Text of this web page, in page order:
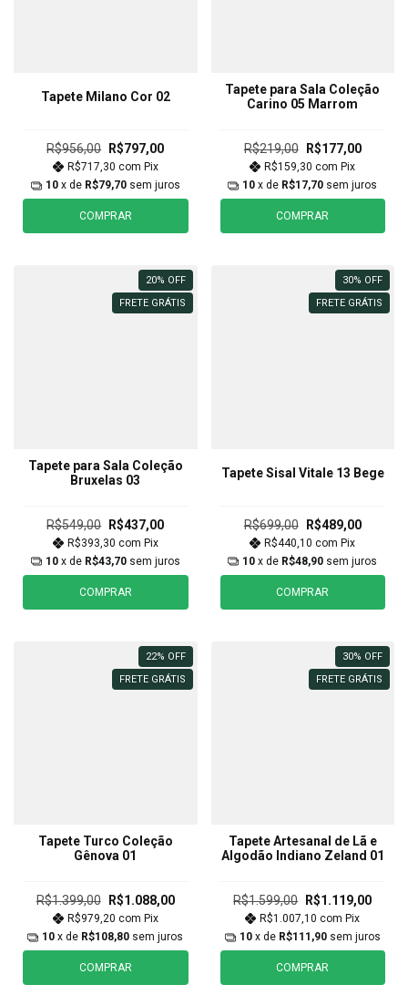
Tapete Milano Cor 02
R$956,00 R$797,00
R$717,30 com Pix
10 x de R$79,70 sem juros
COMPRAR
Tapete para Sala Coleção
Carino 05 Marrom
R$219,00 R$177,00
R$159,30com Pix
10 x de R$17,70 sem juros
COMPRAR
20% OFF
FRETE GRÁTIS
Tapete para Sala Coleção
Bruxelas 03
R$549,00 R$437,00
R$393,30 com Pix
10 x de R$43,70 sem juros
COMPRAR
30% OFF
FRETE GRÁTIS
Tapete Sisal Vitale 13 Bege
R$699,00 R$489,00
R$440,10com Pix
10 x de R$48,90 sem juros
COMPRAR
22% OFF
FRETE GRÁTIS
Tapete Turco Coleção
Gênova 01
R$1.399,00 R$1.088,00
R$979,20 com Pix
10 x de R$108,80 sem juros
COMPRAR
30% OFF
FRETE GRÁTIS
Tapete Artesanal de Lã e
Algodão Indiano Zeland 01
R$1.599,00 R$1.119,00
R$1.007,10com Pix
10 x de R$111,90 sem juros
COMPRAR